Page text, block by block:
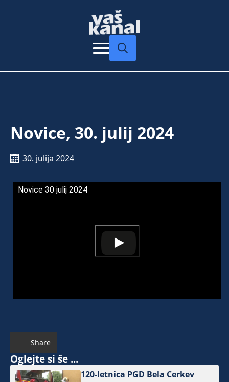
Novice, 30. julij 2024
30. julija 2024
Novice 30 julij 2024
Share
Oglejte si še ...
120-letnica PGD Bela Cerkev